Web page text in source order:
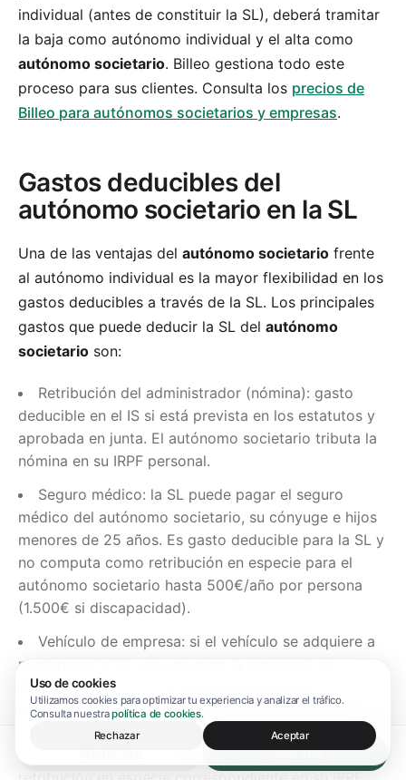
Uso de cookies
Utilizamos cookies para optimizar tu experiencia y analizar el tráfico.
Consulta nuestrapolítica de cookies.
Rechazar
Aceptar
Contratar
individual (antes de constituir la SL), deberá tramitar
la baja como autónomo individual y el alta como
autónomo societario. Billeo gestiona todo este
proceso para sus clientes. Consulta los precios de
Billeo para autónomos societarios y empresas.
Gastos deducibles del
autónomo societario en la SL
Una de las ventajas del autónomo societario frente
al autónomo individual es la mayor flexibilidad en los
gastos deducibles a través de la SL. Los principales
gastos que puede deducir la SL del autónomo
societario son:
Retribución del administrador (nómina): gasto
deducible en el IS si está prevista en los estatutos y
aprobada en junta. El autónomo societario tributa la
nómina en su IRPF personal.
Seguro médico: la SL puede pagar el seguro
médico del autónomo societario, su cónyuge e hijos
menores de 25 años. Es gasto deducible para la SL y
no computa como retribución en especie para el
autónomo societario hasta 500€/año por persona
(1.500€ si discapacidad).
Vehículo de empresa: si el vehículo se adquiere a
nombre de la SL y se usa para la actividad, es
deducible en el IS. A diferencia del autónomo
individual, la SL puede deducir el 100% si el uso está
justificado. El autónomo societario que usa el
vehículo también para uso personal tributa la